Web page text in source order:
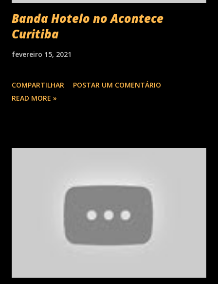
Banda Hotelo no Acontece
Curitiba
fevereiro 15, 2021
COMPARTILHAR
POSTAR UM COMENTÁRIO
READ MORE »